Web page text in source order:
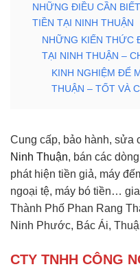
NHỮNG ĐIỀU CẦN
TIỀN TẠI NINH THUẬN
NHỮNG KIẾN THỨC
TẠI NINH THUẬN –
KINH NGHIỆM ĐỂ
THUẬN – TỐT VÀ
Cung cấp, bảo hành, sửa
Ninh Thuận, bán các
phát hiện tiền giả, máy
ngoại tệ, máy bó tiền…
Thành Phố Phan Rang
Ninh Phước, Bác Ái,
CTY TNHH CÔNG